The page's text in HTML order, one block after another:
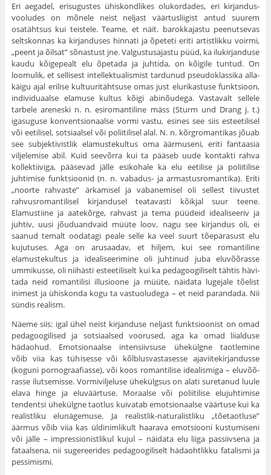
Eri aegadel, erisugustes ühiskondlikes olukordades, eri kirjandus­
vooludes on mõnele neist neljast väärtusliigist antud suurem
osatäht­sus kui teistele. Teame, et näit. barokkajastu peenutsevas
seltskon­nas ka kirjanduses hinnati ja õpeteti eriti artistlikku voirmi,
„peent ja õilsat” sõnastust jne. Valgustusajastu püüd, ka ilukirjanduse
kaudu kõigepealt elu õpetada ja juhtida, on kõigile tuntud. On
loomulik, et sellisest intellektualismist tardunud pseudoklassika alla­
käigu ajal erilise kultuuritähtsuse omas just elurikastuse funktsioon,
individuaalse elamuse kultus kõigi abinõudega. Vastavalt sellele
tarbele areneski n. n. esiromantiline mäss (Sturm und Drang j. t.)
igasuguse konventsionaalse vormi vastu, esines see siis esteetilisel
või eetilisel, sotsiaalsel või poliitilisel alal. N. n. kõrg­romantikas jõuab
see subjektivistlik elamustekultus oma äärmuseni, eriti fantaasia
viljelemise abil. Kuid seevõrra kui ta pääseb uude kontakti rahva
kollektiiviga, pääsevad jälle esikohale ka elu eetilise ja poliitilise
juhtimise funktsioonid (n. n. vabadus- ja armastusromantika). Eriti
„noorte rahvaste” ärkamisel ja vabanemisel oli sellest tiivustet
rahvusromantilisel kirjandusel teatavasti kõikjal suur teene.
Elamustiine ja aatekõrge, rahvast ja tema püüdeid idealiseeriv ja
juhtiv, uusi jõuduandvaid müüte loov, nagu see kirjandus oli, ei
saanud temalt oodatagi peale selle ka veel suurt tõepärasust elu
kujutuses. Aga on arusaadav, et hiljem, kui see romantiline
elamustekultus ja idealiseerimine oli juhtinud juba eluvõõrasse
ummi­kusse, oli niihästi esteetiliselt kui ka pedagoogiliselt tähtis hävi­
tada neid romantilisi illusioone ja müüte, näidata lugejale tõelist
inimest ja ühiskonda kogu ta vastuoludega – et neid parandada. Nii
sündis realism.
Näeme siis: igal ühel neist kirjanduse neljast funktsioonist on omad
pedagoogilised ja sotsiaalsed voorused, aga ka omad liialduse
hädaohud. Emotsionaalse intensiivsuse ühekülgne taotlemine
võib viia kas tühisesse või kõlblusvastasesse ajaviitekirjandusse
(koguni pornograafiasse), või koos romantilise idealismiga – eluvõõ­
rasse ilutsemisse. Vormiviljeluse ühekülgsus on alati suretanud luule
elava hinge ja eluväärtuse. Moraalse või poliitilise elujuhtimise
tendentsi ühekülgne taotlus kuivatab emotsionaalse väärtuse kui ka
realistliku elunägemuse. Ja realistlik-naturalistliku „tõetaotluse”
äärmus võib viia kas üldinimlikult haarava emotsiooni kustumiseni
või jälle – impressionistlikul kujul – näidata elu liiga passiivsena ja
fataalsena, nii sugereerides pedagoogiliselt hädaohtlikku fata­lismi ja
pessimismi.